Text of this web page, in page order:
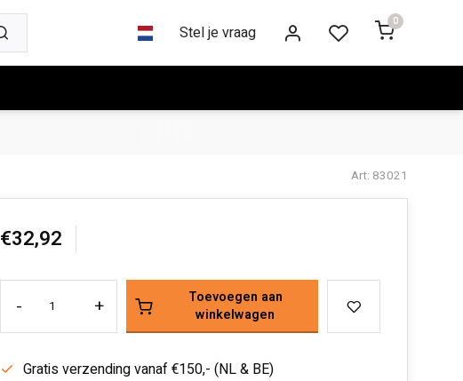
Stel je vraag
0
Art: 83021
€32,92
- +
Toevoegen aan
winkelwagen
Gratis verzending vanaf €150,- (NL & BE)